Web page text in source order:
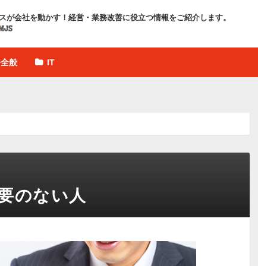
が会社を動かす！ 経営・業務改善に役立つ情報をご紹介します。
般 IT
のない人